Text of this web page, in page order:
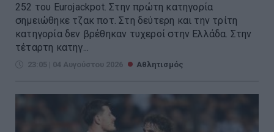
252 του Eurojackpot. Στην πρώτη κατηγορία
σημειώθηκε τζακ ποτ. Στη δεύτερη και την τρίτη
κατηγορία δεν βρέθηκαν τυχεροί στην Ελλάδα. Στην
τέταρτη κατηγ...
23:05 | 04 Αυγούστου 2026 Αθλητισμός